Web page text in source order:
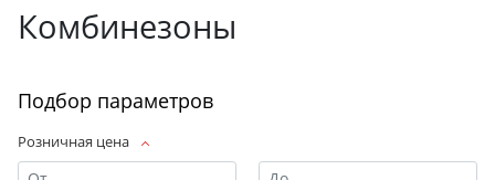
Комбинезоны
Подбор параметров
Розничная цена